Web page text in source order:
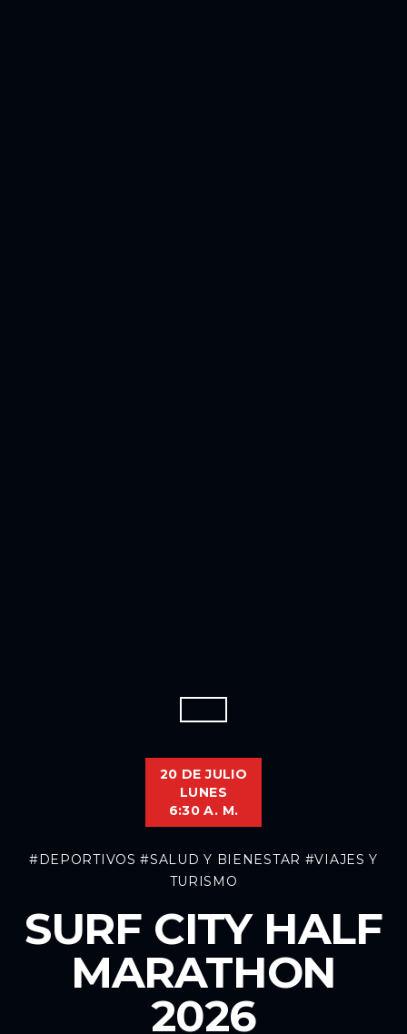
20 DE JULIO
LUNES
6:30 A. M.
#DEPORTIVOS #SALUD Y BIENESTAR #VIAJES Y
TURISMO
SURF CITY HALF
MARATHON
2026